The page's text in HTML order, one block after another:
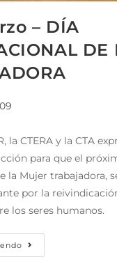
– DÍA
DE
la CTERA y la CTA
para que el
la Mujer trabajadora,
por la
los seres humanos.